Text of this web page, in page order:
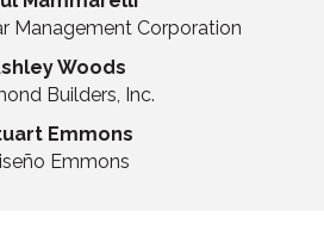
Management Corporation
Woods
Builders, Inc.
Emmons
Emmons